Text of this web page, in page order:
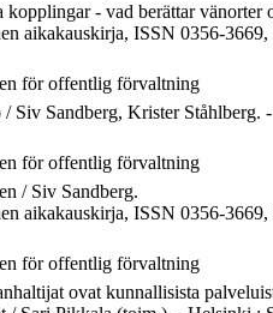
- vad berättar vänorter
aikakauskirja, ISSN 0356-
för offentlig förvaltning
Siv Sandberg, Krister
för offentlig förvaltning
/ Siv Sandberg.
aikakauskirja, ISSN 0356-3669,
för offentlig förvaltning
ovat kunnallisista